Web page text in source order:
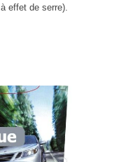
effet de serre).